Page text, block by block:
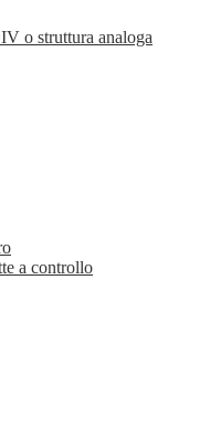
o struttura analoga
a controllo